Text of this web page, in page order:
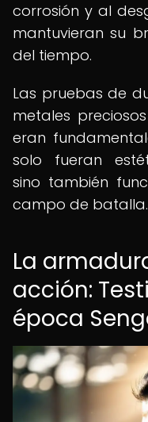
corrosión y al
mantuvieran su
del tiempo.
Las pruebas de
metales
eran
solo fueran
sino también
campo de batalla.
La
acción:
época